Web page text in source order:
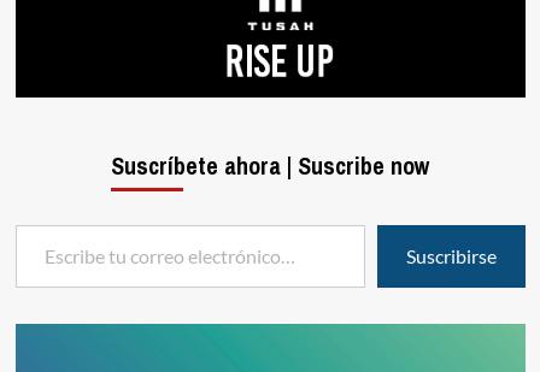
Suscríbete ahora | Suscribe now
Escribe tu correo electrónico…
Suscribirse